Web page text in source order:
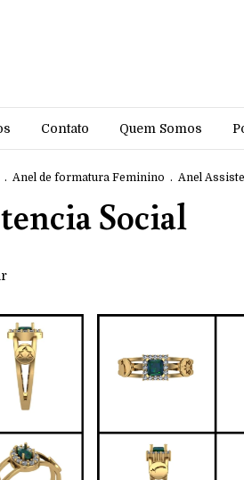
Contato Quem Somos
. Anel de formatura Feminino . Anel
Social